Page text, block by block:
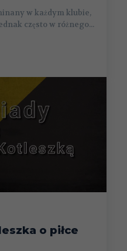
w każdym klubie,
często w różnego...
o piłce